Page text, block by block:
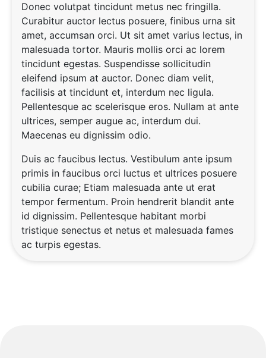
Donec volutpat tincidunt metus nec fringilla.
Curabitur auctor lectus posuere, finibus urna sit
amet, accumsan orci. Ut sit amet varius lectus, in
malesuada tortor. Mauris mollis orci ac lorem
tincidunt egestas. Suspendisse sollicitudin
eleifend ipsum at auctor. Donec diam velit,
facilisis at tincidunt et, interdum nec ligula.
Pellentesque ac scelerisque eros. Nullam at ante
ultrices, semper augue ac, interdum dui.
Maecenas eu dignissim odio.
Duis ac faucibus lectus. Vestibulum ante ipsum
primis in faucibus orci luctus et ultrices posuere
cubilia curae; Etiam malesuada ante ut erat
tempor fermentum. Proin hendrerit blandit ante
id dignissim. Pellentesque habitant morbi
tristique senectus et netus et malesuada fames
ac turpis egestas.